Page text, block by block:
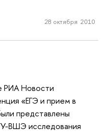
28 октября 2010
РИА Новости
«ЕГЭ и прием в
представлены
ВШЭ исследования